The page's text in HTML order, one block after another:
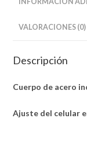
VALORACIONES (0)
Descripción
Cuerpo de acero
Ajuste del celular